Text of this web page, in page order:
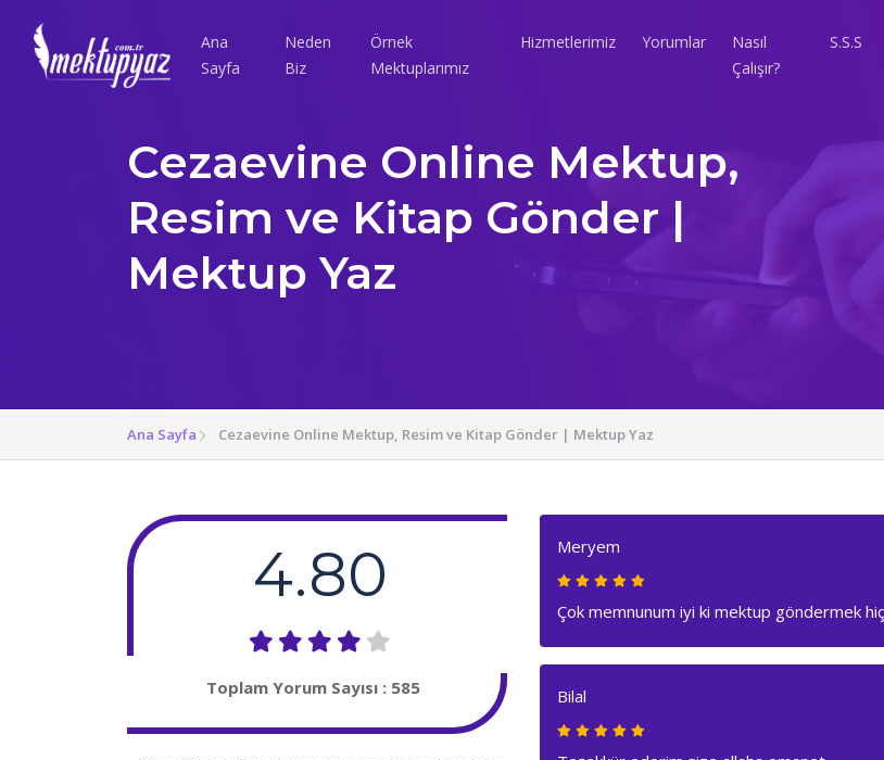
Ana
Sayfa
Neden
Biz
Örnek
Mektuplarımız
Hizmetlerimiz Yorumlar
Nasıl
Çalışır?
S.S.S
Cezaevine Online Mektup,
Resim ve Kitap Gönder |
Mektup Yaz
Ana Sayfa Cezaevine Online Mektup, Resim ve Kitap Gönder | Mektup Yaz
4.80
Toplam Yorum Sayısı : 585
Meryem
Çok memnunum iyi ki mektup göndermek
Bilal